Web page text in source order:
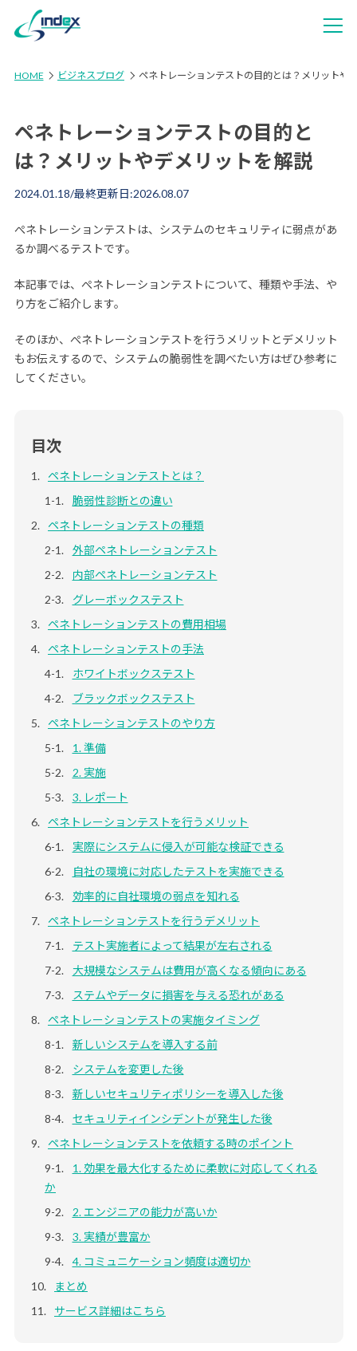
HOME ビジネスブログ ペネトレーションテストの目的とは？メリットや
ペネトレーションテストの目的と
は？メリットやデメリットを解説
2024.01.18/最終更新日:2026.08.07
ぺネトレーションテストは、システムのセキュリティに弱点があ
るか調べるテストです。
本記事では、ぺネトレーションテストについて、種類や手法、や
り方をご紹介します。
そのほか、ぺネトレーションテストを行うメリットとデメリット
もお伝えするので、システムの脆弱性を調べたい方はぜひ参考に
してください。
目次
ペネトレーションテストとは？
脆弱性診断との違い
ペネトレーションテストの種類
外部ペネトレーションテスト
内部ペネトレーションテスト
グレーボックステスト
ペネトレーションテストの費用相場
ペネトレーションテストの手法
ホワイトボックステスト
ブラックボックステスト
ペネトレーションテストのやり方
1. 準備
2. 実施
3. レポート
ペネトレーションテストを行うメリット
実際にシステムに侵入が可能な検証できる
自社の環境に対応したテストを実施できる
効率的に自社環境の弱点を知れる
ペネトレーションテストを行うデメリット
テスト実施者によって結果が左右される
大規模なシステムは費用が高くなる傾向にある
ステムやデータに損害を与える恐れがある
ペネトレーションテストの実施タイミング
新しいシステムを導入する前
システムを変更した後
新しいセキュリティポリシーを導入した後
セキュリティインシデントが発生した後
ペネトレーションテストを依頼する時のポイント
1. 効果を最大化するために柔軟に対応してくれる
か
2. エンジニアの能力が高いか
3. 実績が豊富か
4. コミュニケーション頻度は適切か
まとめ
サービス詳細はこちら